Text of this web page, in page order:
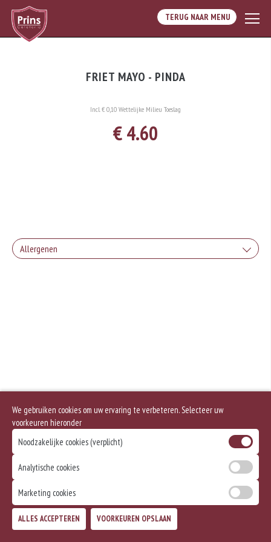
TERUG NAAR MENU
FRIET MAYO - PINDA
Incl. € 0,10 Wettelijke Milieu Toeslag
€ 4.60
Allergenen
We gebruiken cookies om uw ervaring te verbeteren. Selecteer uw
voorkeuren hieronder
Noodzakelijke cookies (verplicht)
Analytische cookies
Marketing cookies
ALLES ACCEPTEREN VOORKEUREN OPSLAAN